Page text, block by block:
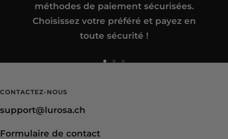
méthodes de paiement sécurisées.
Choisissez votre préféré et payez en
toute sécurité !
CONTACTEZ-NOUS
support@lurosa.ch
Formulaire de contact